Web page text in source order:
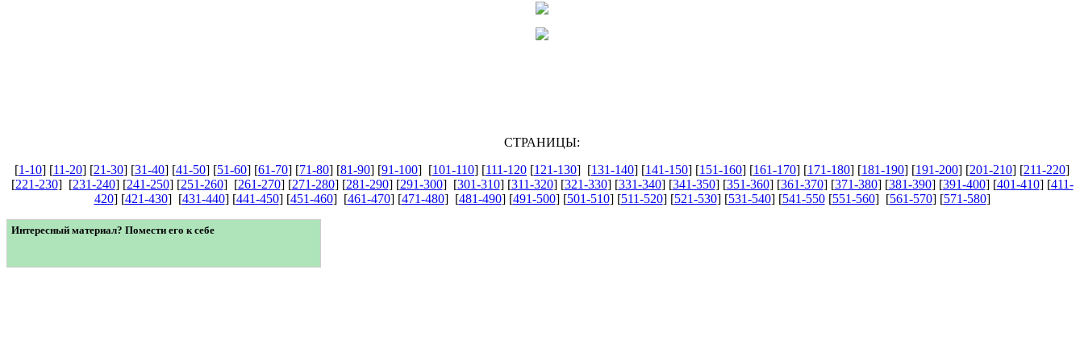
СТРАНИЦЫ:
[1-10] [11-20] [21-30] [31-40] [41-50] [51-60] [61-70] [71-80] [81-90] [91-100] [101-110] [111-120 [121-130] [131-140] [141-150] [151-160] [161-170] [171-180] [181-190] [191-200] [201-210] [211-220]
[221-230] [231-240] [241-250] [251-260] [261-270] [271-280] [281-290] [291-300] [301-310] [311-320] [321-330] [331-340] [341-350] [351-360] [361-370] [371-380] [381-390] [391-400] [401-410] [411-
420] [421-430] [431-440] [441-450] [451-460] [461-470] [471-480] [481-490] [491-500] [501-510] [511-520] [521-530] [531-540] [541-550[551-560] [561-570] [571-580]
Интересный материал? Помести его к себе